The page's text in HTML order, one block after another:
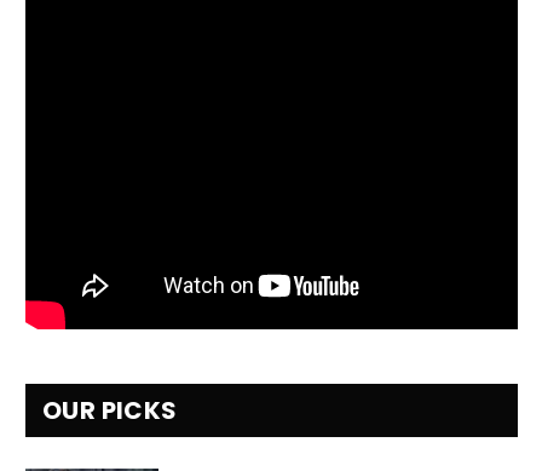
OUR PICKS